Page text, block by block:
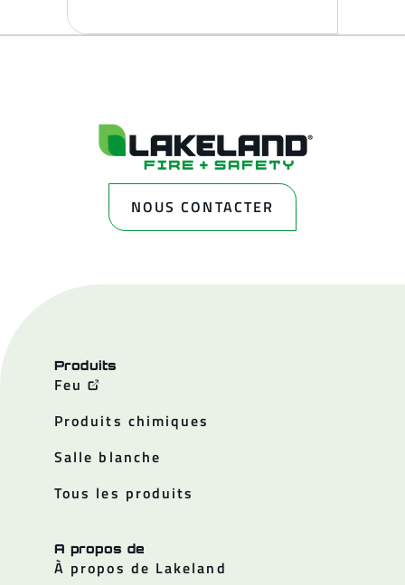
NOUS CONTACTER
Produits
Feu
Produits chimiques
Salle blanche
Tous les produits
A propos de
À propos de Lakeland